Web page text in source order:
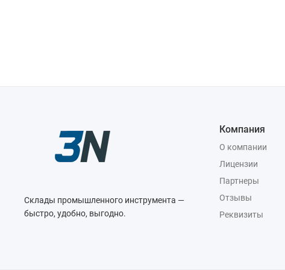
Склады промышленного инструмента —
быстро, удобно, выгодно.
Компания
О компании
Лицензии
Партнеры
Отзывы
Реквизиты